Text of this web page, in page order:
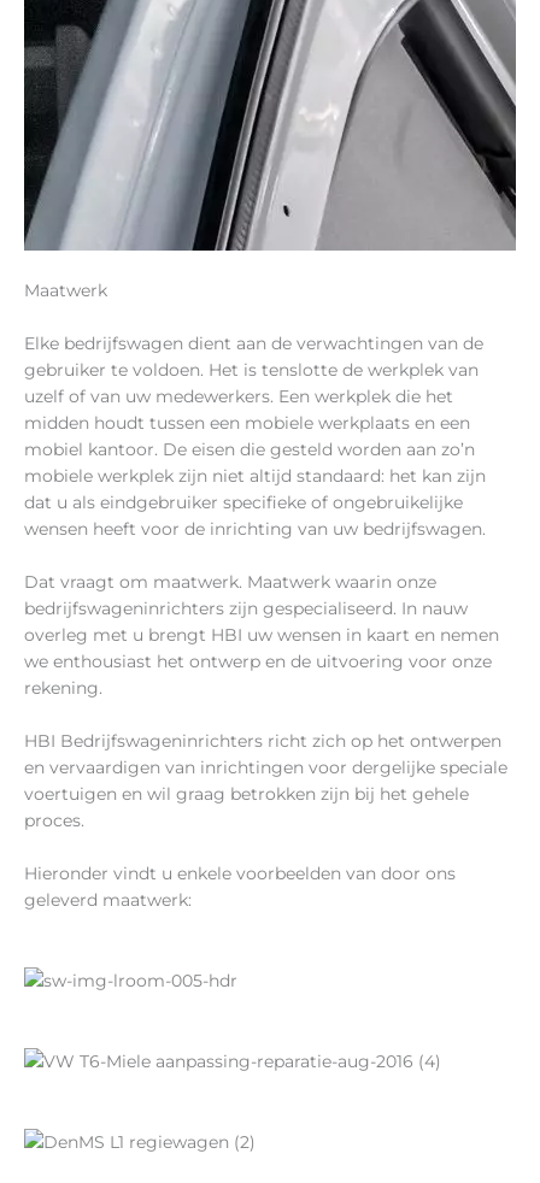
Maatwerk
Elke bedrijfswagen dient aan de verwachtingen van de
gebruiker te voldoen. Het is tenslotte de werkplek van
uzelf of van uw medewerkers. Een werkplek die het
midden houdt tussen een mobiele werkplaats en een
mobiel kantoor. De eisen die gesteld worden aan zo’n
mobiele werkplek zijn niet altijd standaard: het kan zijn
dat u als eindgebruiker specifieke of ongebruikelijke
wensen heeft voor de inrichting van uw bedrijfswagen.
Dat vraagt om maatwerk. Maatwerk waarin onze
bedrijfswageninrichters zijn gespecialiseerd. In nauw
overleg met u brengt HBI uw wensen in kaart en nemen
we enthousiast het ontwerp en de uitvoering voor onze
rekening.
HBI Bedrijfswageninrichters richt zich op het ontwerpen
en vervaardigen van inrichtingen voor dergelijke speciale
voertuigen en wil graag betrokken zijn bij het gehele
proces.
Hieronder vindt u enkele voorbeelden van door ons
geleverd maatwerk: